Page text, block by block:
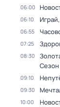
06:00
06:10
06:55
07:25
08:30
Сезон
09:10
09:30
10:00